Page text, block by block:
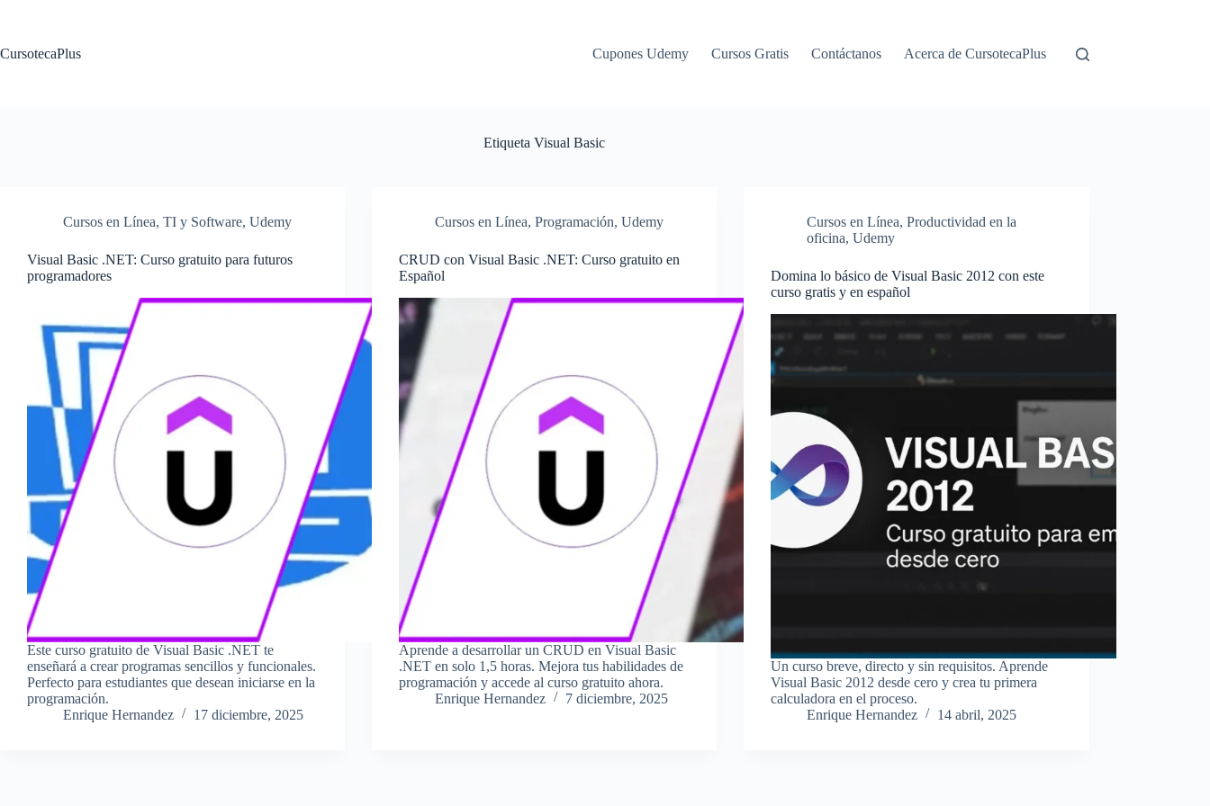
CursotecaPlus
Cupones Udemy Cursos Gratis Contáctanos Acerca de CursotecaPlus
Etiqueta Visual Basic
Cursos en Línea, TI y Software, Udemy
Visual Basic .NET: Curso gratuito para futuros
programadores
Este curso gratuito de Visual Basic .NET te
enseñará a crear programas sencillos y funcionales.
Perfecto para estudiantes que desean iniciarse en la
programación.
Enrique Hernandez
17 diciembre, 2025
Cursos en Línea,Programación,Udemy
CRUD con Visual Basic .NET: Curso gratuito en
Español
Aprende a desarrollar un CRUD en Visual Basic
.NET en solo 1,5 horas. Mejora tus habilidades de
programación y accede al curso gratuito ahora.
Enrique Hernandez
7 diciembre, 2025
Cursos en Línea,Productividad en la
oficina,Udemy
Domina lo básico de Visual Basic 2012 con este
curso gratis y en español
Un curso breve, directo y sin requisitos. Aprende
Visual Basic 2012 desde cero y crea tu primera
calculadora en el proceso.
Enrique Hernandez
14 abril, 2025